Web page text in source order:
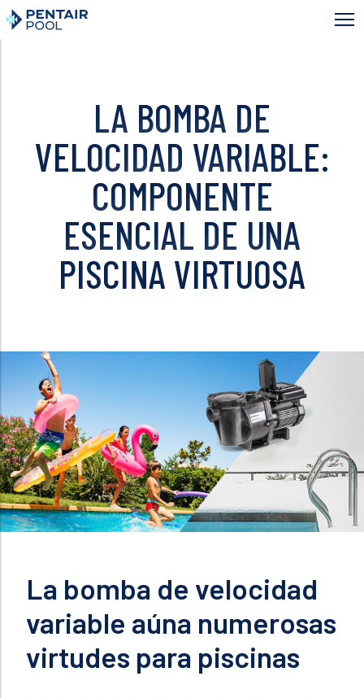
Skip
to
main
LA BOMBA DE
VELOCIDAD VARIABLE:
COMPONENTE
ESENCIAL DE UNA
PISCINA VIRTUOSA
La bomba de velocidad
variable aúna numerosas
virtudes para piscinas